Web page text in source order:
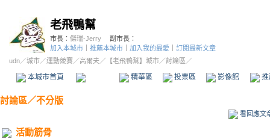
老飛鴨幫
市長： 傑瑞-Jerry
副市長：
加入本城市
推薦本城市 加入我的最愛
訂閱最新文章
udn／城市／運動競賽／高爾夫／ 【老飛鴨幫】城市／討論區／
本城市首頁 精華區 投票區 影像館
討論區／不分版
看回應文
活動筋骨